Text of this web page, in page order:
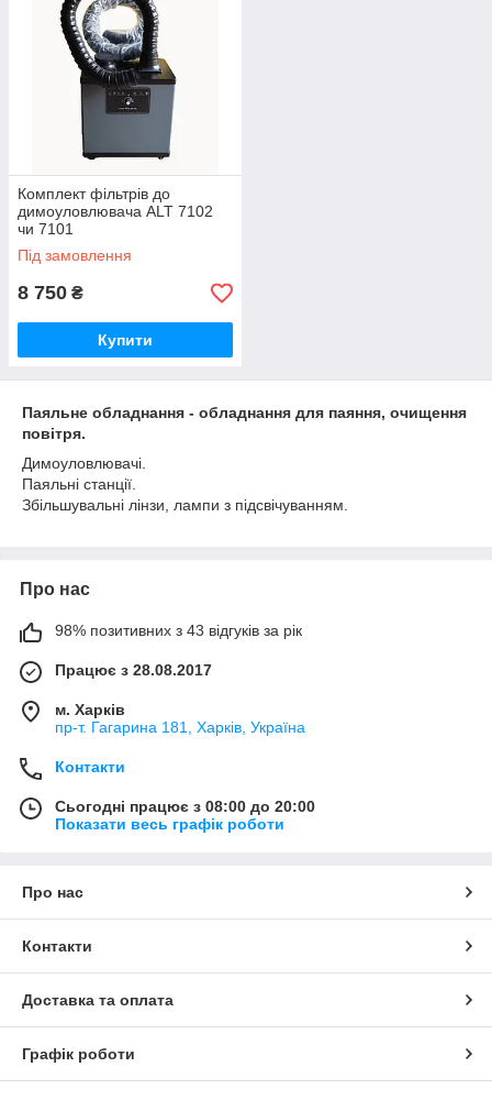
Комплект фільтрів до
димоуловлювача ALT 7102
чи 7101
Під замовлення
8 750 ₴
Купити
Паяльне обладнання - обладнання для паяння, очищення
повітря.
Димоуловлювачі.
Паяльні станції.
Збільшувальні лінзи, лампи з підсвічуванням.
Про нас
98% позитивних з 43 відгуків за рік
Працює з 28.08.2017
м. Харків
пр-т. Гагарина 181, Харків, Україна
Контакти
Сьогодні працює з 08:00 до 20:00
Показати весь графік роботи
Про нас
Контакти
Доставка та оплата
Графік роботи